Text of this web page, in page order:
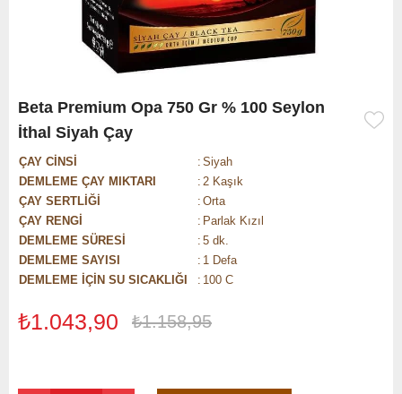
Beta Premium Opa 750 Gr % 100 Seylon
İthal Siyah Çay
ÇAY CİNSİ : Siyah
DEMLEME ÇAY MIKTARI
: 2 Kaşık
ÇAY SERTLİĞİ
: Orta
ÇAY RENGİ
: Parlak Kızıl
DEMLEME SÜRESİ
: 5 dk.
DEMLEME SAYISI
: 1 Defa
DEMLEME İÇİN SU SICAKLIĞI
: 100 C
₺1.158,95
₺1.043,90